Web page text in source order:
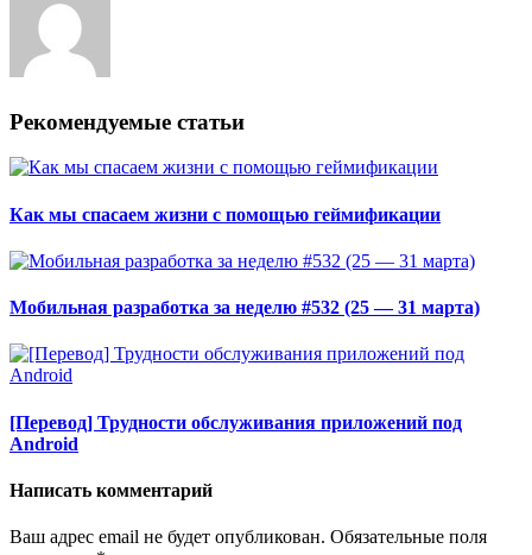
Рекомендуемые статьи
Как мы спасаем жизни с помощью геймификации
Мобильная разработка за неделю #532 (25 — 31 марта)
[Перевод] Трудности обслуживания приложений под
Android
Написать комментарий
Ваш адрес email не будет опубликован. Обязательные поля